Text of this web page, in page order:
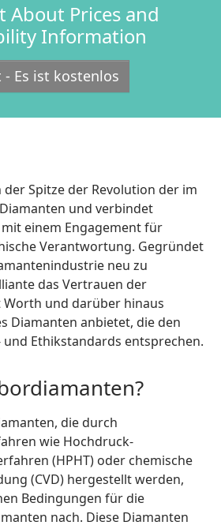
About Prices and
Information
- Es ist kostenlos
Spitze der Revolution der im
und verbindet
einem Engagement für
Verantwortung. Gegründet
neu zu
das Vertrauen der
und darüber hinaus
Diamanten anbietet, die den
Ethikstandards entsprechen.
die durch
wie Hochdruck-
(HPHT) oder chemische
(CVD) hergestellt werden,
Bedingungen für die
nach. Diese Diamanten